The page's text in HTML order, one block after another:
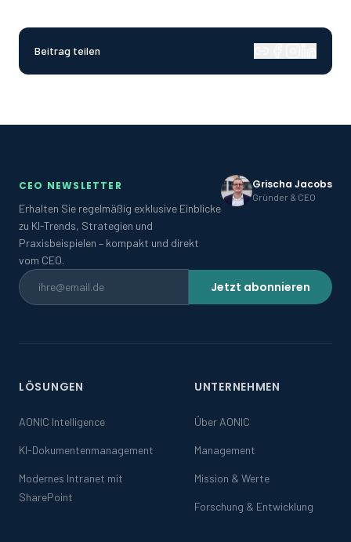
Beitrag teilen
CEO NEWSLETTER
Erhalten Sie regelmäßig exklusive Einblicke
zu KI-Trends, Strategien und
Praxisbeispielen – kompakt und direkt
vom CEO.
Grischa Jacobs
Gründer & CEO
Jetzt abonnieren
LÖSUNGEN
AONIC Intelligence
KI-Dokumentenmanagement
Modernes Intranet mit
SharePoint
UNTERNEHMEN
Über AONIC
Management
Mission & Werte
Forschung & Entwicklung